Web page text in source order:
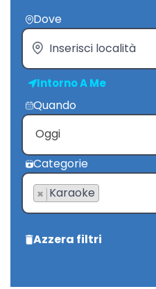
Dove
Intorno A Me
Quando
Oggi
Categorie
× Karaoke
Azzera filtri